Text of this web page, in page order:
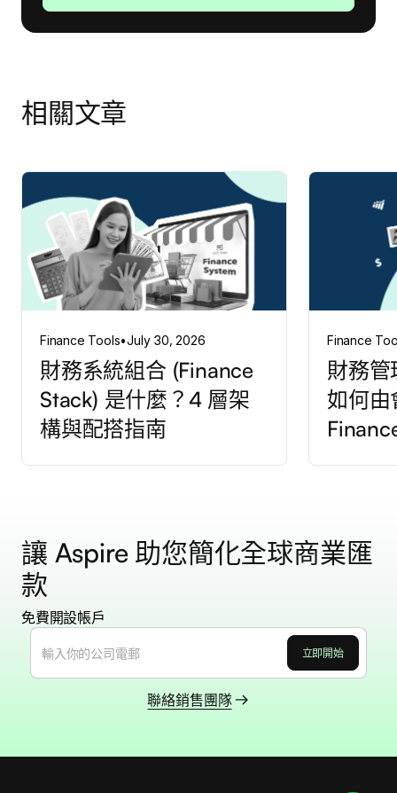
相關文章
Finance Tools•July 30, 2026
財務系統組合 (Finance
Stack) 是什麼？4 層架
構與配搭指南
Finance
財務
如何由
讓 Aspire 助您簡化全球商業匯
款
免費開設帳戶
聯絡銷售團隊